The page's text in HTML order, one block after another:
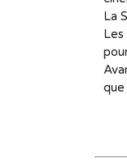
La
que